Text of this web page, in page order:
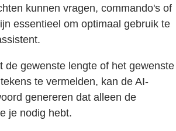
kunnen vragen, commando's of
essentieel om optimaal gebruik te
de gewenste lengte of het gewenste
te vermelden, kan de AI-
genereren dat alleen de
je nodig hebt.